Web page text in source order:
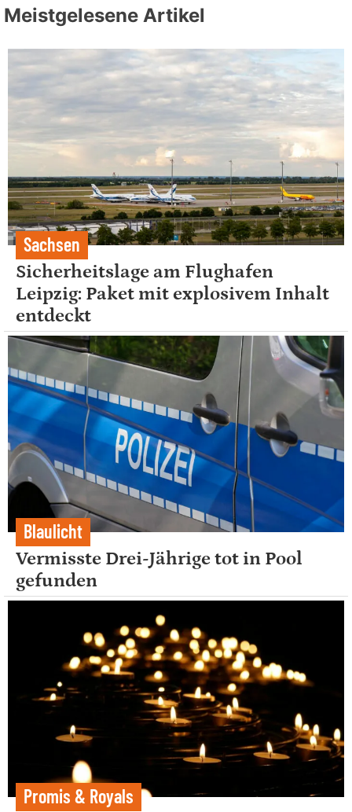
Meistgelesene Artikel
Sachsen
Sicherheitslage am Flughafen
Leipzig: Paket mit explosivem Inhalt
entdeckt
Blaulicht
Vermisste Drei-Jährige tot in Pool
gefunden
Promis & Royals